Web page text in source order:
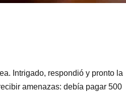
Intrigado, respondió y pronto la
amenazas: debía pagar 500